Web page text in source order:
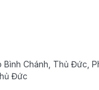
Chánh, Thủ Đức,
Đức